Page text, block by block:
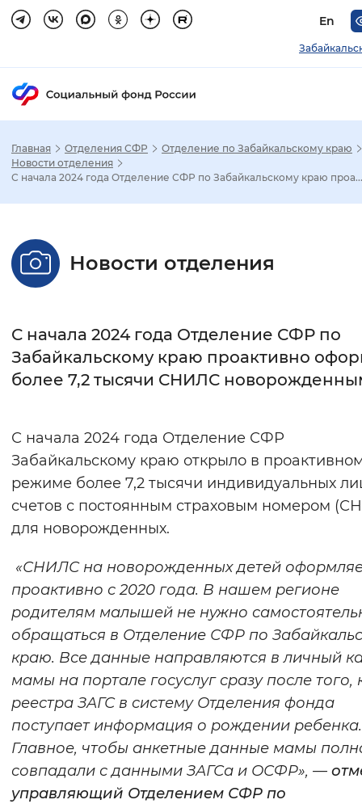
En
Настройка режима отображения
Стандартный Увеличенный
Интервал между буквами
Цвет сайта
Инверсивный
Изображения
Включены Выключены
Воспроизвести Остановить
Вернуть стандартные настройки
Главная Отделения СФР
Отделение по Забайкальскому краю
Новости отделения
С начала 2024 года Отделение СФР по Забайкальскому краю проа...
Новости отделения
С начала 2024 года Отделение СФР по
Забайкальскому краю проактивно
более 7,2 тысячи СНИЛС
С начала 2024 года Отделение СФР
Забайкальскому краю открыло в
режиме более 7,2 тысячи индивидуальных
счетов с постоянным страховым номером
для новорожденных.
«СНИЛС на новорожденных детей
проактивно с 2020 года. В нашем регионе
родителям малышей не нужно
обращаться в Отделение СФР по
краю. Все данные направляются в личный
мамы на портале госуслуг сразу после того,
реестра ЗАГС в систему Отделения фонда
поступает информация о рождении ребенка.
Главное, чтобы анкетные данные мамы
совпадали с данными ЗАГСа и ОСФР», —
управляющий Отделением СФР по